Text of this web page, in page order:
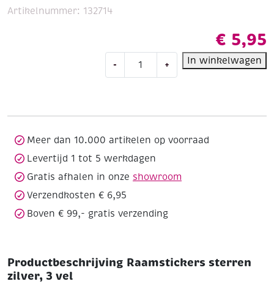
€ 5,95
- + In winkelwagen
Artikelnummer: 132714
Meer dan 10.000 artikelen op voorraad
Levertijd 1 tot 5 werkdagen
Gratis afhalen in onze showroom
Verzendkosten € 6,95
Boven € 99,- gratis verzending
Productbeschrijving Raamstickers sterren
zilver, 3 vel